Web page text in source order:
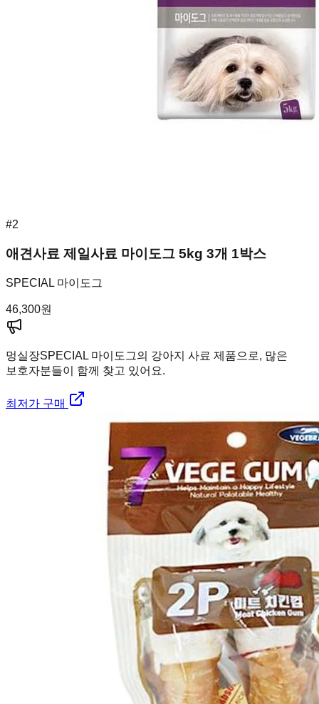
#2
애견사료 제일사료 마이도그 5kg 3개 1박스
SPECIAL 마이도그
46,300원
멍실장SPECIAL 마이도그의 강아지 사료 제품으로, 많은
보호자분들이 함께 찾고 있어요.
최저가 구매